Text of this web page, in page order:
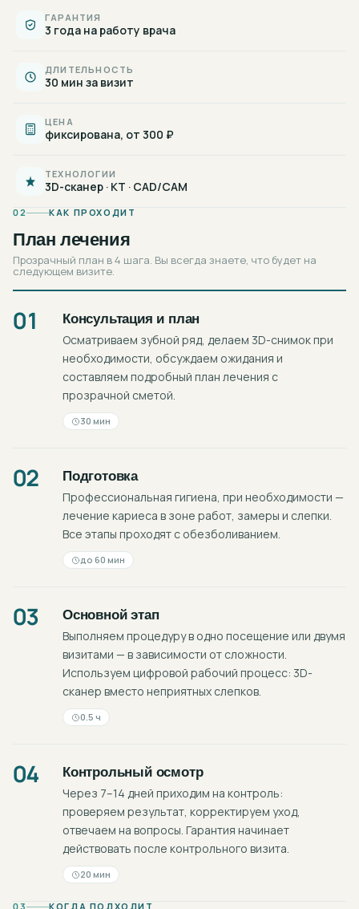
ГАРАНТИЯ
3 года на работу врача
ДЛИТЕЛЬНОСТЬ
30 мин за визит
ЦЕНА
фиксирована, от 300 ₽
ТЕХНОЛОГИИ
3D-сканер · КТ · CAD/CAM
02 КАК ПРОХОДИТ
План лечения
Прозрачный план в 4 шага. Вы всегда знаете, что будет на
следующем визите.
01 Консультация и план
Осматриваем зубной ряд, делаем 3D-снимок при
необходимости, обсуждаем ожидания и
составляем подробный план лечения с
прозрачной сметой.
30 мин
02 Подготовка
Профессиональная гигиена, при необходимости —
лечение кариеса в зоне работ, замеры и слепки.
Все этапы проходят с обезболиванием.
до 60 мин
03 Основной этап
Выполняем процедуру в одно посещение или двумя
визитами — в зависимости от сложности.
Используем цифровой рабочий процесс: 3D-
сканер вместо неприятных слепков.
0.5 ч
04 Контрольный осмотр
Через 7–14 дней приходим на контроль:
проверяем результат, корректируем уход,
отвечаем на вопросы. Гарантия начинает
действовать после контрольного визита.
20 мин
03 КОГДА ПОДХОДИТ